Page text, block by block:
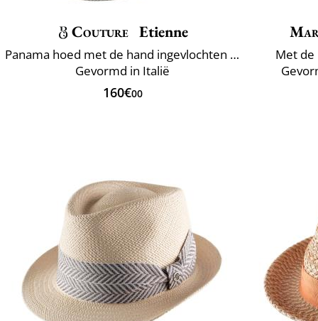
Couture Etienne
Panama hoed met de hand ingevlochten Ecuador
Gevormd in Italië
160€00
Met de